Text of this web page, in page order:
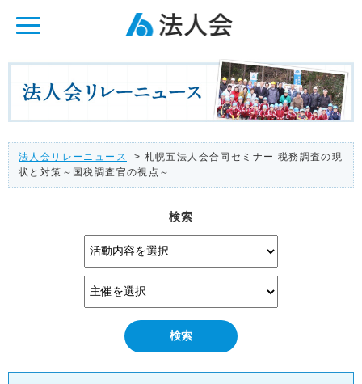
法人会リレーニュース
> 札幌五法人会合同セミナー 税務調査の現
状と対策～国税調査官の視点～
検索